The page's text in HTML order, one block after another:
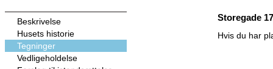
Beskrivelse
Husets historie
Tegninger
Vedligeholdelse
Storegade
Hvis du har